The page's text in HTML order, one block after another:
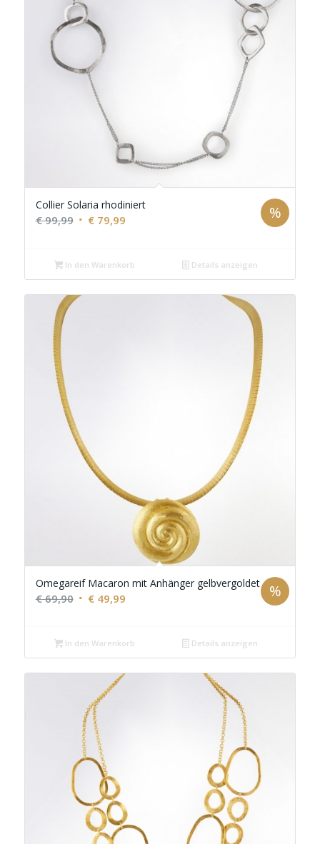
Collier Solaria rhodiniert
€99,99 Ursprünglicher
€ 99,99
€79,99Aktueller
€ 79,99.
%
In den Warenkorb Details anzeigen
Omegareif Macaron mit Anhänger gelbvergoldet
€69,90 Ursprünglicher
€ 69,90
€49,99Aktueller
€ 49,99.
%
In den Warenkorb Details anzeigen